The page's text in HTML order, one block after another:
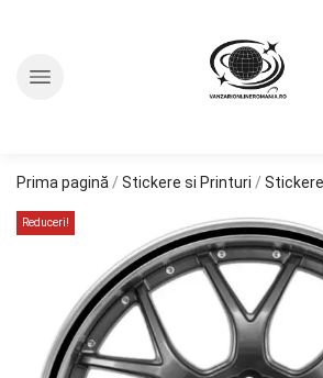
Prima pagină / Stickere si Printuri /
Reduceri!